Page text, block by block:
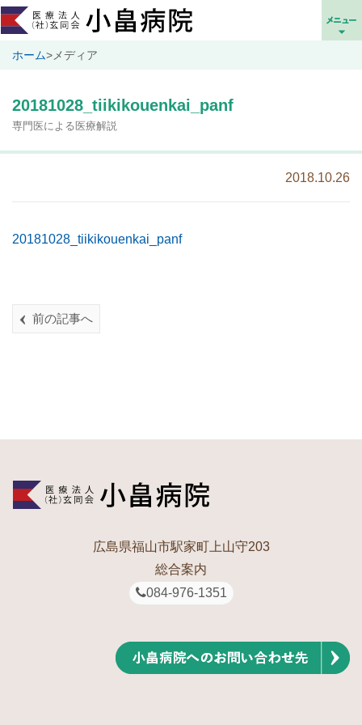
ホーム> メディア
20181028_tiikikouenkai_panf
専門医による医療解説
2018.10.26
20181028_tiikikouenkai_panf
前の記事へ
広島県福山市駅家町上山守203
総合案内
084-976-1351